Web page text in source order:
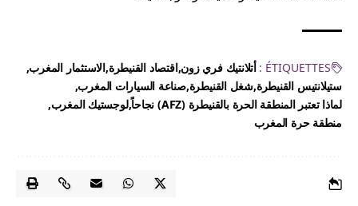
ÉTIQUETTES : أتلانتيك فري زون اقتصاد القنيطرة الاستثمار المغرب
ستيلانتيس القنيطرة شغل القنيطرة صناعة السيارات المغرب
لماذا تعتبر المنطقة الحرة بالقنيطرة (AFZ) نجاحاً
لوجستيك المغرب
منطقة حرة المغرب